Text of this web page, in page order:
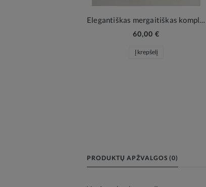
Elegantiškas mergaitiškas komplektas Emi smėlinė
60,00 €
Į krepšelį
PRODUKTŲ APŽVALGOS (0)